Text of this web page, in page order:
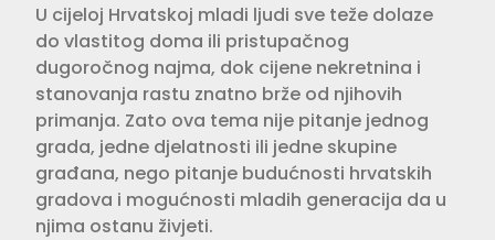
U cijeloj Hrvatskoj mladi ljudi sve teže dolaze
do vlastitog doma ili pristupačnog
dugoročnog najma, dok cijene nekretnina i
stanovanja rastu znatno brže od njihovih
primanja. Zato ova tema nije pitanje jednog
grada, jedne djelatnosti ili jedne skupine
građana, nego pitanje budućnosti hrvatskih
gradova i mogućnosti mladih generacija da u
njima ostanu živjeti.